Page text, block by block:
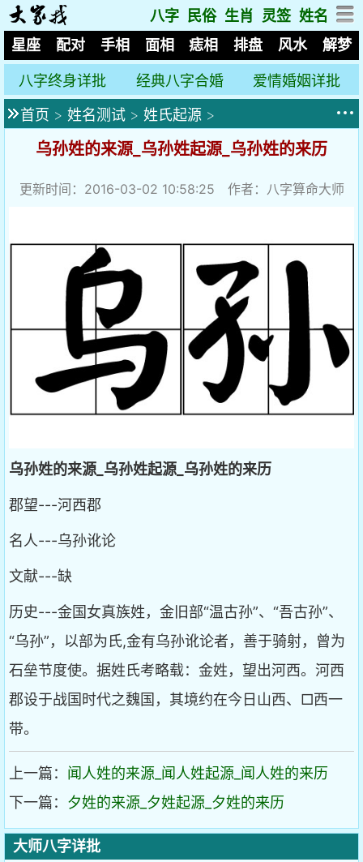
八字 民俗 生肖 灵签 姓名
星座
配对 手相 面相 痣相 排盘 风水 解梦
八字终身详批 经典八字合婚
爱情婚姻详批
首页 > 姓名测试 > 姓氏起源 >
乌孙姓的来源_乌孙姓起源_乌孙姓的来历
更新时间：2016-03-02 10:58:25 作者：八字算命大师
乌孙姓的来源_乌孙姓起源_乌孙姓的来历
郡望---河西郡
名人---乌孙讹论
文献---缺
历史---金国女真族姓，金旧部“温古孙”、“吾古孙”、
“乌孙”，以部为氏,金有乌孙讹论者，善于骑射，曾为
石垒节度使。据姓氏考略载：金姓，望出河西。河西
郡设于战国时代之魏国，其境约在今日山西、□西一
带。
上一篇： 闻人姓的来源_闻人姓起源_闻人姓的来历
下一篇： 夕姓的来源_夕姓起源_夕姓的来历
大师八字详批